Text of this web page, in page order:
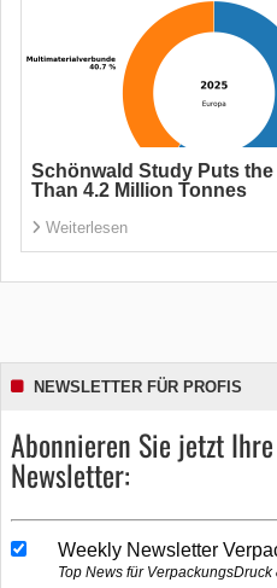
Schönwald Study Puts the
Than 4.2 Million Tonnes
Weiterlesen
NEWSLETTER FÜR PROFIS
Abonnieren Sie jetzt
Newsletter:
Weekly Newsletter
Top News für